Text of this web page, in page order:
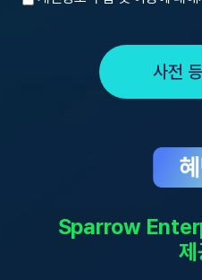
사전
Sparrow
제